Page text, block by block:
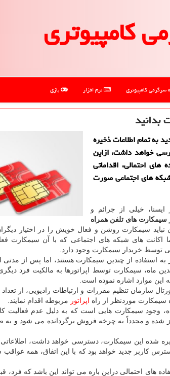
كامپیوتری
سرگرمی كامپیوتری نرم افزار بازی
بدانید
به تمام اطلاعات ذخیره
خواهد داشت، ازاین
احتمالی، اقداماتی
های اجتماعی صورت
خیلی از جرائم و
سیمکارت های تلفن همراه
نباید سیمکارت روشن و فعال خویش را در اختیار
اکانت های شبکه های اجتماعی که با آن سیمکارت
توسط خریدار سیمکارت وجود دارد.
به استفاده از چندین سیمکارت هستند، اما پس از مدتی
ماه، سیمکارت توسط اپراتورها به مالکیت فرد
این موارد اشاره نموده است.
می توانند از راه پیامک ۳۰۰۰۱۵۰ و پورتال سازمان تنظیم مقررات و
سیمکارت موردنظر از راه
اپراتور مربوطه اقدام نمایند.
وجود سیمکارت هایی است که به دلیل عدم
شده و مجدداً به چرخه فروش برگردانده می شود و به
شده این سیمکارت، دسترسی خواهد داشت،
کاربر جدید خواهد بود که با این اتفاق، همه
های احتمالی دراین باره می تواند این باشد که